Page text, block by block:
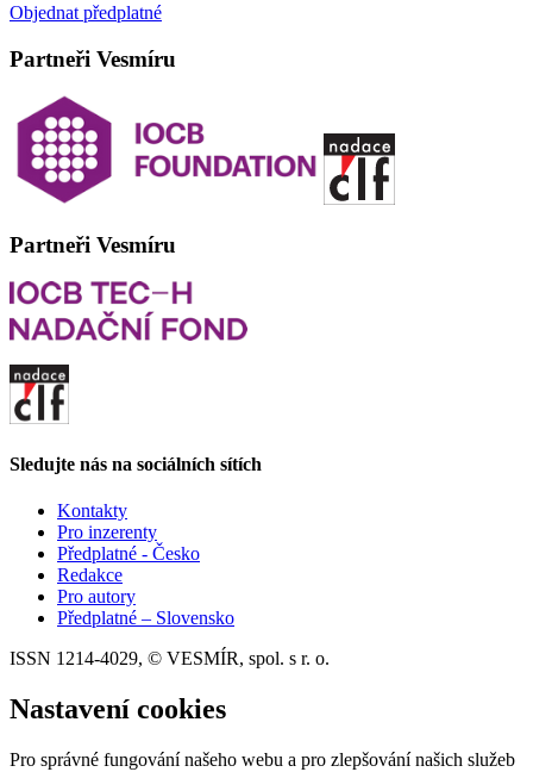
Objednat předplatné
Partneři Vesmíru
Partneři Vesmíru
Sledujte nás na sociálních sítích
Kontakty
Pro inzerenty
Předplatné - Česko
Redakce
Pro autory
Předplatné – Slovensko
ISSN 1214-4029, © VESMÍR, spol. s r. o.
Nastavení cookies
Pro správné fungování našeho webu a pro zlepšování našich služeb